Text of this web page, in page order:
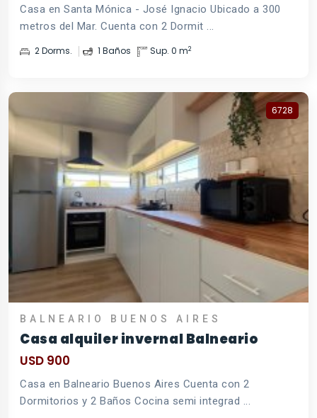
Casa en Santa Mónica - José Ignacio Ubicado a 300
metros del Mar. Cuenta con 2 Dormit ...
2 Dorms. 1 Baños Sup. 0 m2
6728
BALNEARIO BUENOS AIRES
Casa alquiler invernal Balneario
USD 900
Casa en Balneario Buenos Aires Cuenta con 2
Dormitorios y 2 Baños Cocina semi integrad ...